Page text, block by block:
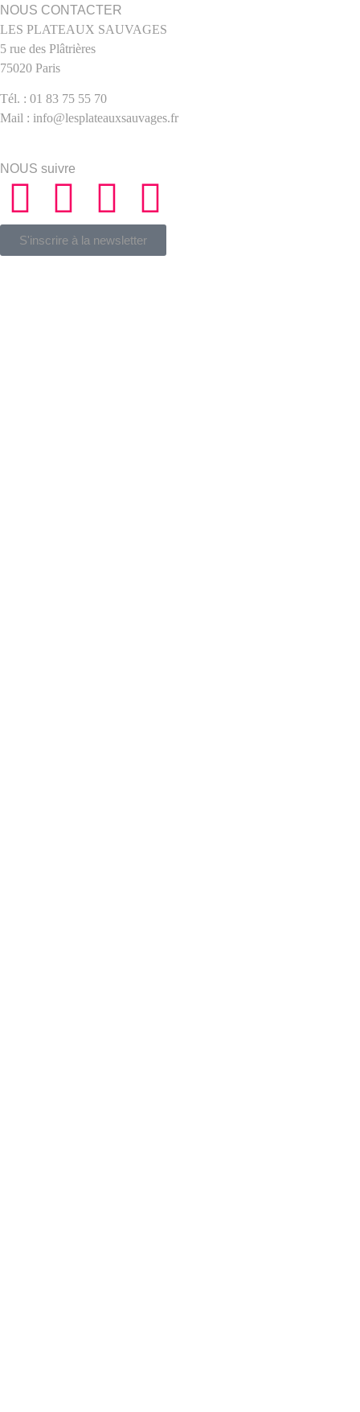
NOUS CONTACTER
LES PLATEAUX SAUVAGES
5 rue des Plâtrières
75020 Paris
Tél. : 01 83 75 55 70
Mail : info@lesplateauxsauvages.fr
NOUS suivre
S'inscrire à la newsletter